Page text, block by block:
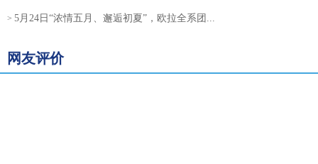
> 5月24日“浓情五月、邂逅初夏”，欧拉全系团...
网友评价